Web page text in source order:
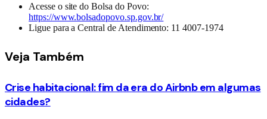
Acesse o site do Bolsa do Povo:
https://www.bolsadopovo.sp.gov.br/
Ligue para a Central de Atendimento: 11 4007-1974
Veja Também
Crise habitacional: fim da era do Airbnb em algumas
cidades?